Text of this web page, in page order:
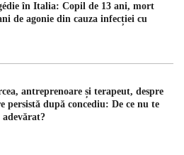
în Italia: Copil de 13 ani, mort
de agonie din cauza infecției cu
antreprenoare și terapeut, despre
persistă după concediu: De ce nu te